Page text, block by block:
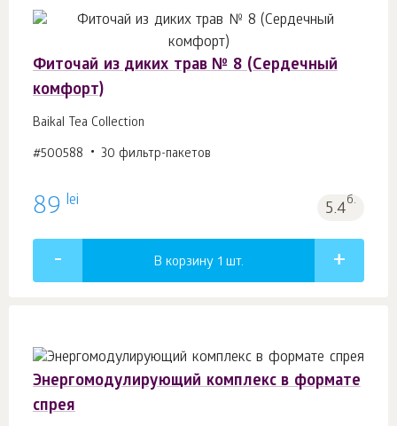
Фиточай из диких трав № 8 (Сердечный
комфорт)
Baikal Tea Collection
#500588 30 фильтр-пакетов
89 lei 5.4б.
В корзину 1 шт.
Энергомодулирующий комплекс в формате
спрея